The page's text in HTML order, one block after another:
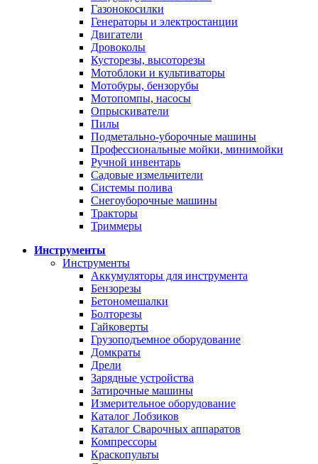
Газонокосилки
Генераторы и электростанции
Двигатели
Дровоколы
Кусторезы, высоторезы
Мотоблоки и культиваторы
Мотобуры, бензорубы
Мотопомпы, насосы
Опрыскиватели
Пилы
Подметально-уборочные машины
Профессиональные мойки, минимойки
Ручной инвентарь
Садовые измельчители
Системы полива
Снегоуборочные машины
Тракторы
Триммеры
Инструменты
Инструменты
Аккумуляторы для инструмента
Бензорезы
Бетономешалки
Болторезы
Гайковерты
Грузоподъемное оборудование
Домкраты
Дрели
Зарядные устройства
Затирочные машины
Измерительное оборудование
Каталог Лобзиков
Каталог Сварочных аппаратов
Компрессоры
Краскопульты